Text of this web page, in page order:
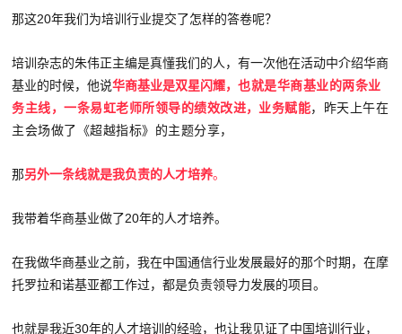
那这20年我们为培训行业提交了怎样的答卷呢？
培训杂志的朱伟正主编是真懂我们的人，有一次他在活动中介绍华商
基业的时候，他说华商基业是双星闪耀，也就是华商基业的两条业
务主线，一条易虹老师所领导的绩效改进，业务赋能，昨天上午在
主会场做了《超越指标》的主题分享，
那另外一条线就是我负责的人才培养。
我带着华商基业做了20年的人才培养。
在我做华商基业之前，我在中国通信行业发展最好的那个时期，在摩
托罗拉和诺基亚都工作过，都是负责领导力发展的项目。
也就是我近30年的人才培训的经验，也让我见证了中国培训行业，